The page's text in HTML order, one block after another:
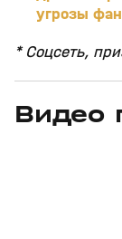
угрозы
* Соцсеть,
08 авг, 22:38